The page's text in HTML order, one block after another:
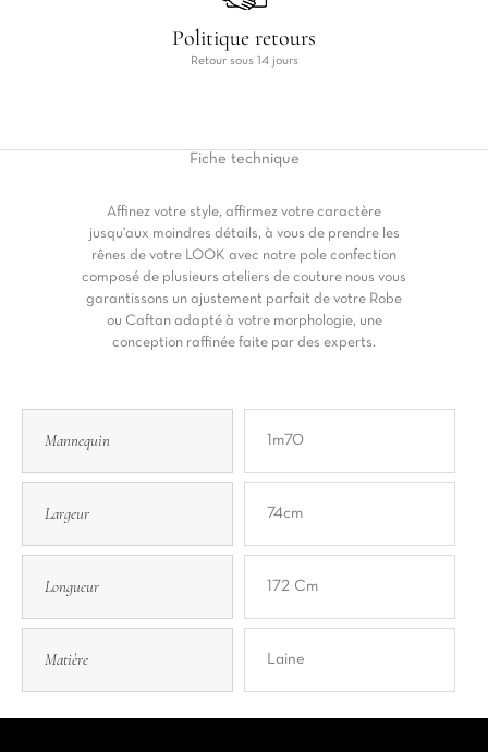
Politique retours
Retour sous 14 jours
Fiche technique
Affinez votre style, affirmez votre caractère
jusqu'aux moindres détails, à vous de prendre les
rênes de votre LOOK avec notre pole confection
composé de plusieurs ateliers de couture nous vous
garantissons un ajustement parfait de votre Robe
ou Caftan adapté à votre morphologie, une
conception raffinée faite par des experts.
Mannequin 1m70
Largeur 74cm
Longueur 172 Cm
Matière Laine